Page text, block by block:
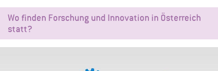
Wo finden Forschung und Innovation in Österreich
statt?